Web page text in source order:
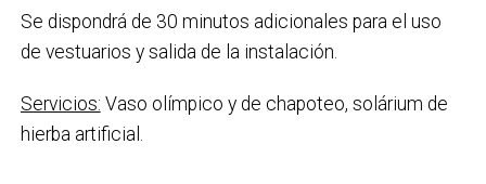
Se dispondrá de 30 minutos adicionales para el uso
de vestuarios y salida de la instalación.
Servicios: Vaso olímpico y de chapoteo, solárium de
hierba artificial.